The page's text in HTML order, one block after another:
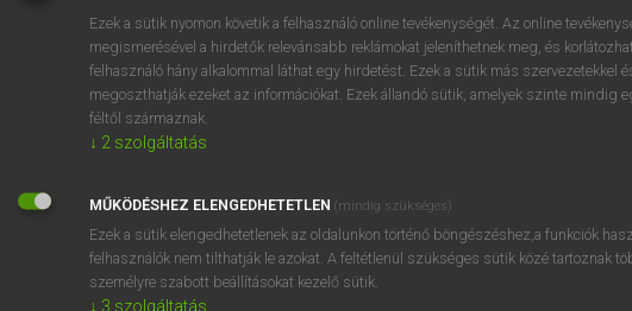
BELÉPÉS
próbaverziójának
regisztrálok ésbelépek.
REGISZTRÁCIÓ
Ezek a sütik nyomon követik a felhasználó online tevékenységét. Az online
megismerésével a hirdetők relevánsabb reklámokat jeleníthetnek meg, és
felhasználó hány alkalommal láthat egy hirdetést. Ezek a sütik más szervezetekkel
megoszthatják ezeket az információkat. Ezek állandó sütik, amelyek szinte mindig
féltől származnak.
↓ 2 szolgáltatás
MŰKÖDÉSHEZ ELENGEDHETETLEN (mindig szükséges)
Ezek a sütik elengedhetetlenek az oldalunkon történő böngészéshez,a funkciók
felhasználók nem tilthatják le azokat. A feltétlenül szükséges sütik közé tartoznak
személyre szabott beállításokat kezelő sütik.
↓ 3 szolgáltatás